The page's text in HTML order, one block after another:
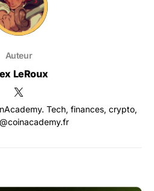
Auteur
LeRoux
Tech, finances, crypto,